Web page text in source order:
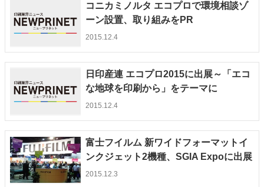
コニカミノルタ エコプロで環境相談ゾ
ーン設置、取り組みをPR
2015.12.4
日印産連 エコプロ2015に出展～「エコ
な地球を印刷から」をテーマに
2015.12.4
富士フイルム 新ワイドフォーマットイ
ンクジェット2機種、SGIA Expoに出展
2015.12.3